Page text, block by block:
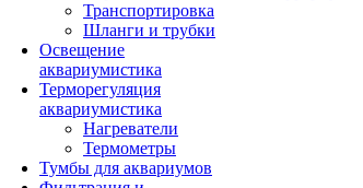
Транспортировка
Шланги и трубки
Освещение
аквариумистика
Терморегуляция
аквариумистика
Нагреватели
Термометры
Тумбы для аквариумов